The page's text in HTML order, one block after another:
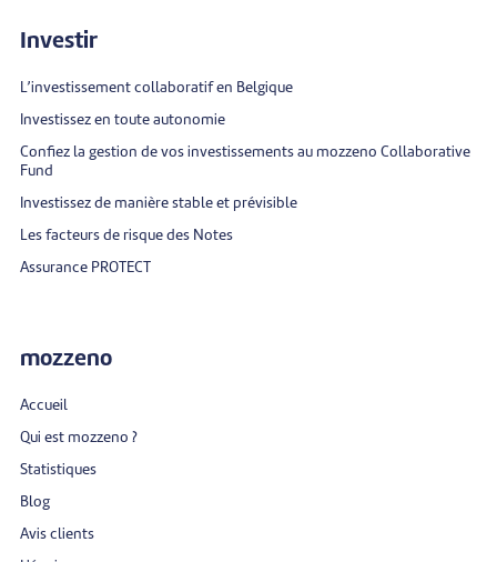
Investir
L’investissement collaboratif en Belgique
Investissez en toute autonomie
Confiez la gestion de vos investissements au mozzeno Collaborative
Fund
Investissez de manière stable et prévisible
Les facteurs de risque des Notes
Assurance PROTECT
mozzeno
Accueil
Qui est mozzeno ?
Statistiques
Blog
Avis clients